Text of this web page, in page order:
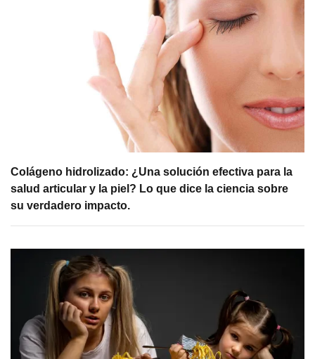
Colágeno hidrolizado: ¿Una solución efectiva para la
salud articular y la piel? Lo que dice la ciencia sobre
su verdadero impacto.